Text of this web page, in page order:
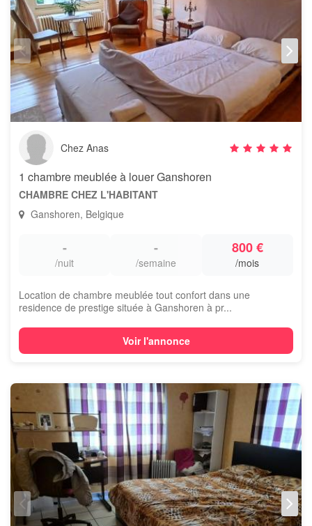
Chez Anas
1 chambre meublée à louer Ganshoren
CHAMBRE CHEZ L'HABITANT
Ganshoren, Belgique
-
/nuit
-
/semaine
800 €
/mois
Location de chambre meublée tout confort dans une
residence de prestige située à Ganshoren à pr...
Voir l'annonce